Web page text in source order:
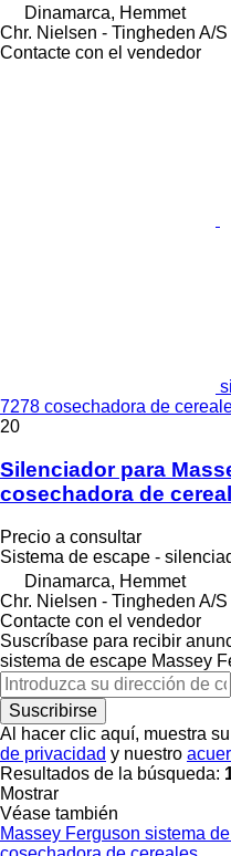
Dinamarca, Hemmet
Chr. Nielsen - Tingheden A/S
Contacte con el vendedor
7278 cosechadora de
20
Silenciador para
cosechadora de
Precio a consultar
Sistema de escape -
Dinamarca, Hemmet
Chr. Nielsen - Tingheden A/S
Contacte con el vendedor
Suscríbase para recibir
sistema de escape Massey
Suscribirse
Al hacer clic aquí, muestra
de privacidad y nuestro
Resultados de la búsqueda:
Mostrar
Véase también
Massey Ferguson sistema